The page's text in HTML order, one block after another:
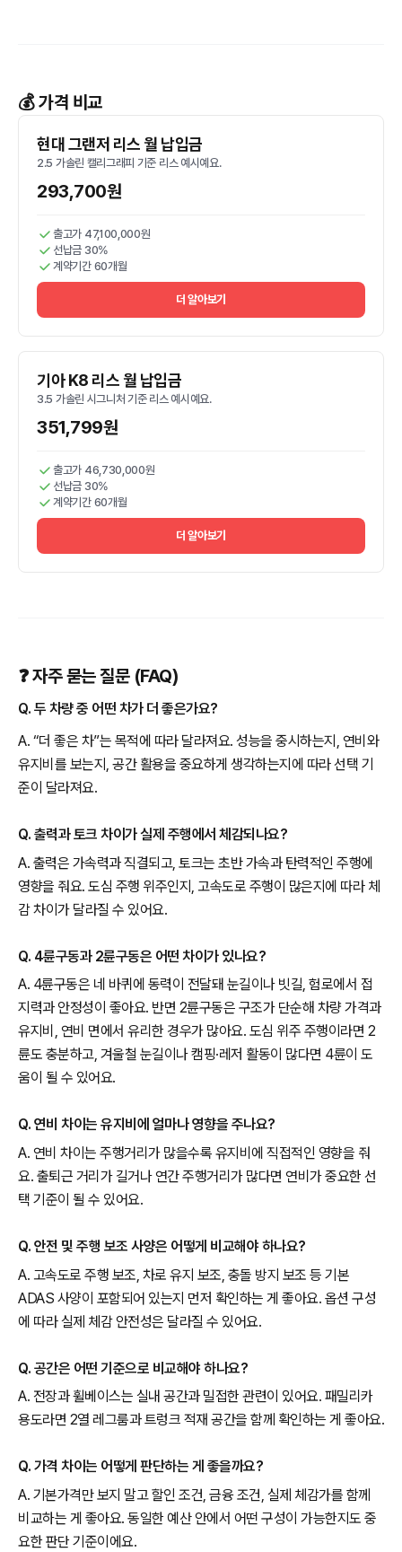
💰 가격 비교
현대 그랜저 리스 월 납입금
2.5 가솔린 캘리그래피 기준 리스 예시예요.
293,700원
출고가 47,100,000원
선납금 30%
계약기간 60개월
더 알아보기
기아 K8 리스 월 납입금
3.5 가솔린 시그니처 기준 리스 예시예요.
351,799원
출고가 46,730,000원
선납금 30%
계약기간 60개월
더 알아보기
❓ 자주 묻는 질문 (FAQ)
Q. 두 차량 중 어떤 차가 더 좋은가요?
A. “더 좋은 차”는 목적에 따라 달라져요. 성능을 중시하는지, 연비와
유지비를 보는지, 공간 활용을 중요하게 생각하는지에 따라 선택 기
준이 달라져요.
Q. 출력과 토크 차이가 실제 주행에서 체감되나요?
A. 출력은 가속력과 직결되고, 토크는 초반 가속과 탄력적인 주행에
영향을 줘요. 도심 주행 위주인지, 고속도로 주행이 많은지에 따라 체
감 차이가 달라질 수 있어요.
Q. 4륜구동과 2륜구동은 어떤 차이가 있나요?
A. 4륜구동은 네 바퀴에 동력이 전달돼 눈길이나 빗길, 험로에서 접
지력과 안정성이 좋아요. 반면 2륜구동은 구조가 단순해 차량 가격과
유지비, 연비 면에서 유리한 경우가 많아요. 도심 위주 주행이라면 2
륜도 충분하고, 겨울철 눈길이나 캠핑·레저 활동이 많다면 4륜이 도
움이 될 수 있어요.
Q. 연비 차이는 유지비에 얼마나 영향을 주나요?
A. 연비 차이는 주행거리가 많을수록 유지비에 직접적인 영향을 줘
요. 출퇴근 거리가 길거나 연간 주행거리가 많다면 연비가 중요한 선
택 기준이 될 수 있어요.
Q. 안전 및 주행 보조 사양은 어떻게 비교해야 하나요?
A. 고속도로 주행 보조, 차로 유지 보조, 충돌 방지 보조 등 기본
ADAS 사양이 포함되어 있는지 먼저 확인하는 게 좋아요. 옵션 구성
에 따라 실제 체감 안전성은 달라질 수 있어요.
Q. 공간은 어떤 기준으로 비교해야 하나요?
A. 전장과 휠베이스는 실내 공간과 밀접한 관련이 있어요. 패밀리카
용도라면 2열 레그룸과 트렁크 적재 공간을 함께 확인하는 게 좋아요.
Q. 가격 차이는 어떻게 판단하는 게 좋을까요?
A. 기본가격만 보지 말고 할인 조건, 금융 조건, 실제 체감가를 함께
비교하는 게 좋아요. 동일한 예산 안에서 어떤 구성이 가능한지도 중
요한 판단 기준이에요.